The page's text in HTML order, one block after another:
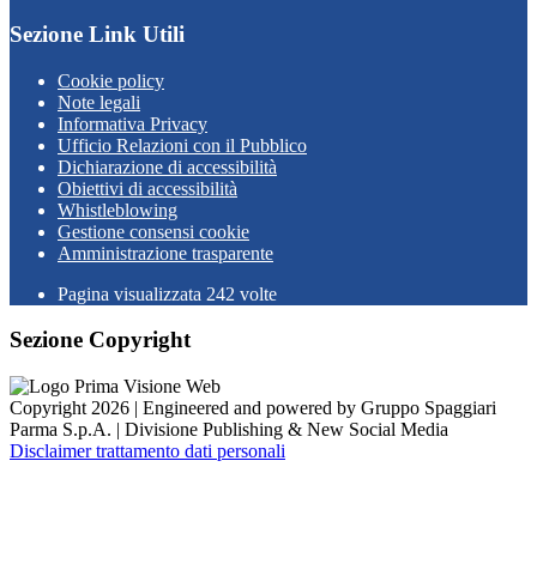
Sezione Link Utili
Cookie policy
Note legali
Informativa Privacy
Ufficio Relazioni con il Pubblico
Dichiarazione di accessibilità
Obiettivi di accessibilità
Whistleblowing
Gestione consensi cookie
Amministrazione trasparente
Pagina visualizzata 242 volte
Sezione Copyright
Copyright 2026 | Engineered and powered by Gruppo Spaggiari
Parma S.p.A. | Divisione Publishing & New Social Media
Disclaimer trattamento dati personali